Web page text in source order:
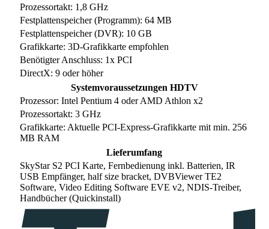
Prozessortakt: 1,8 GHz
Festplattenspeicher (Programm): 64 MB
Festplattenspeicher (DVR): 10 GB
Grafikkarte: 3D-Grafikkarte empfohlen
Benötigter Anschluss: 1x PCI
DirectX: 9 oder höher
Systemvoraussetzungen HDTV
Prozessor: Intel Pentium 4 oder AMD Athlon x2
Prozessortakt: 3 GHz
Grafikkarte: Aktuelle PCI-Express-Grafikkarte mit min. 256
MB RAM
Lieferumfang
SkyStar S2 PCI Karte, Fernbedienung inkl. Batterien, IR
USB Empfänger, half size bracket, DVBViewer TE2
Software, Video Editing Software EVE v2, NDIS-Treiber,
Handbücher (Quickinstall)